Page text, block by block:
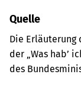
Quelle
Die Erläuterung
der „Was hab’
des